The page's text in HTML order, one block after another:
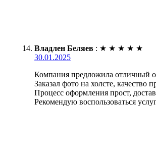
Владлен Беляев : ★ ★ ★ ★ ★
30.01.2025
Компания предложила отличный
Заказал фото на холсте, качество
Процесс оформления прост,
Рекомендую воспользоваться